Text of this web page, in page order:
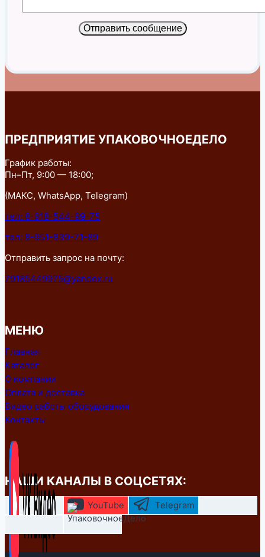
Отправить сообщение
ПРЕДПРИЯТИЕ УПАКОВОЧНОЕДЕЛО
График работы:
Пн–Пт, 9:00 — 18:00;
(МАКС, WhatsApp, Telegram)
тел: 8-918-544-99-75
тел: 8-951-839-71-89
Отправить запрос на почту:
79185449975@yandex.ru
МЕНЮ
Главная
Каталог
О компании
Оплата и доставка
Видео работы оборудования
Контакты
НАШИ КАНАЛЫ В СОЦСЕТЯХ:
YouTube Telegram